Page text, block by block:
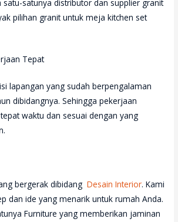
satu-satunya distributor dan supplier granit
pilihan granit untuk meja kitchen set
Tepat
lapangan yang sudah berpengalaman
dibidangnya. Sehingga pekerjaan
waktu dan sesuai dengan yang
bergerak dibidangDesain Interior. Kami
dan ide yang menarik untuk rumah Anda.
Furniture yang memberikan jaminan